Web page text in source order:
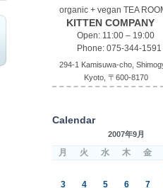
organic + vegan TEA
KITTEN COMPANY
Open: 11:00 – 19:00
Phone: 075-344-1591
294-1 Kamisuwa-cho,
Kyoto, 〒600-8170
Calendar
2007年9月
月 火 水 木 金
3
4 5 6 7